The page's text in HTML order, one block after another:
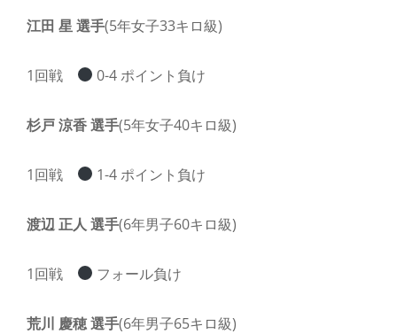
江田 星 選手(5年女子33キロ級)
1回戦 0-4 ポイント負け
杉戸 涼香 選手(5年女子40キロ級)
1回戦 1-4 ポイント負け
渡辺 正人 選手(6年男子60キロ級)
1回戦 フォール負け
荒川 慶穂 選手(6年男子65キロ級)